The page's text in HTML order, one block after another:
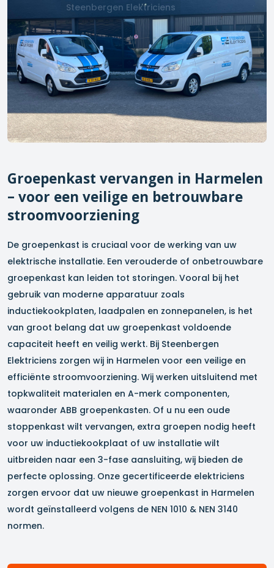
Groepenkast vervangen in Harmelen
– voor een veilige en betrouwbare
stroomvoorziening
De groepenkast is cruciaal voor de werking van uw
elektrische installatie. Een verouderde of onbetrouwbare
groepenkast kan leiden tot storingen. Vooral bij het
gebruik van moderne apparatuur zoals
inductiekookplaten, laadpalen en zonnepanelen, is het
van groot belang dat uw groepenkast voldoende
capaciteit heeft en veilig werkt. Bij Steenbergen
Elektriciens zorgen wij in Harmelen voor een veilige en
efficiënte stroomvoorziening. Wij werken uitsluitend met
topkwaliteit materialen en A-merk componenten,
waaronder ABB groepenkasten. Of u nu een oude
stoppenkast wilt vervangen, extra groepen nodig heeft
voor uw inductiekookplaat of uw installatie wilt
uitbreiden naar een 3-fase aansluiting, wij bieden de
perfecte oplossing. Onze gecertificeerde elektriciens
zorgen ervoor dat uw nieuwe groepenkast in Harmelen
wordt geïnstalleerd volgens de NEN 1010 & NEN 3140
normen.
Steenbergen Elektriciens